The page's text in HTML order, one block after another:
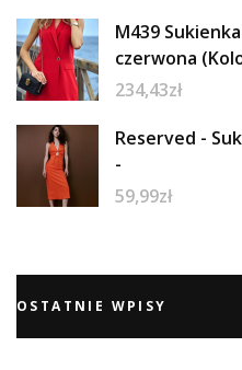
M439
czerwona
234,43zł
Reserved -
-
59,99zł
OSTATNIE WPISY